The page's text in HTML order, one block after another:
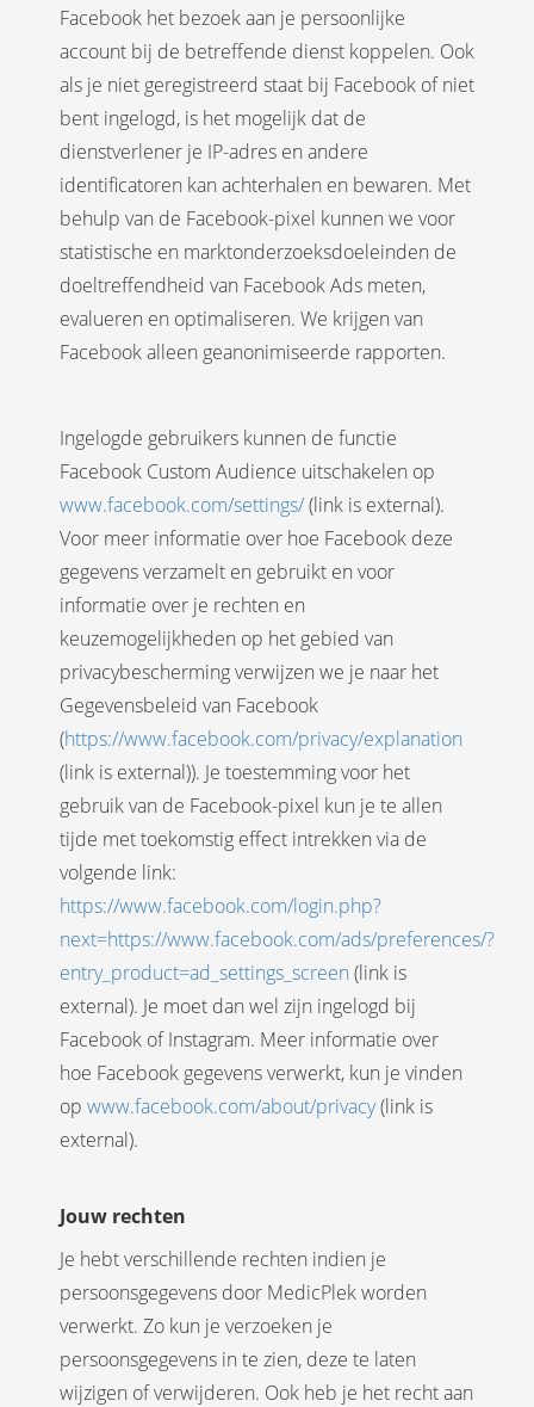
Facebook het bezoek aan je persoonlijke
account bij de betreffende dienst koppelen. Ook
als je niet geregistreerd staat bij Facebook of niet
bent ingelogd, is het mogelijk dat de
dienstverlener je IP-adres en andere
identificatoren kan achterhalen en bewaren. Met
behulp van de Facebook-pixel kunnen we voor
statistische en marktonderzoeksdoeleinden de
doeltreffendheid van Facebook Ads meten,
evalueren en optimaliseren. We krijgen van
Facebook alleen geanonimiseerde rapporten.
Ingelogde gebruikers kunnen de functie
Facebook Custom Audience uitschakelen op
www.facebook.com/settings/(link is external).
Voor meer informatie over hoe Facebook deze
gegevens verzamelt en gebruikt en voor
informatie over je rechten en
keuzemogelijkheden op het gebied van
privacybescherming verwijzen we je naar het
Gegevensbeleid van Facebook
(https://www.facebook.com/privacy/explanation
(link is external)). Je toestemming voor het
gebruik van de Facebook-pixel kun je te allen
tijde met toekomstig effect intrekken via de
volgende link:
https://www.facebook.com/login.php?
next=https://www.facebook.com/ads/preferences/?
entry_product=ad_settings_screen (link is
external). Je moet dan wel zijn ingelogd bij
Facebook of Instagram. Meer informatie over
hoe Facebook gegevens verwerkt, kun je vinden
op www.facebook.com/about/privacy(link is
external).
Jouw rechten
Je hebt verschillende rechten indien je
persoonsgegevens door MedicPlek worden
verwerkt. Zo kun je verzoeken je
persoonsgegevens in te zien, deze te laten
wijzigen of verwijderen. Ook heb je het recht aan